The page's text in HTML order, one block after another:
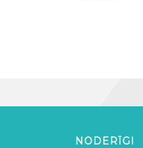
NODERĪGI